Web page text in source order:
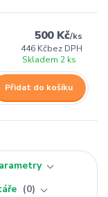
500 Kč/ks
446 Kčbez DPH
Skladem 2 ks
Přidat do košíku
0